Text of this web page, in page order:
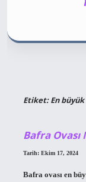
Etiket:En
Bafra Ovası
Tarih: Ekim 17, 2024
Bafra ovası en